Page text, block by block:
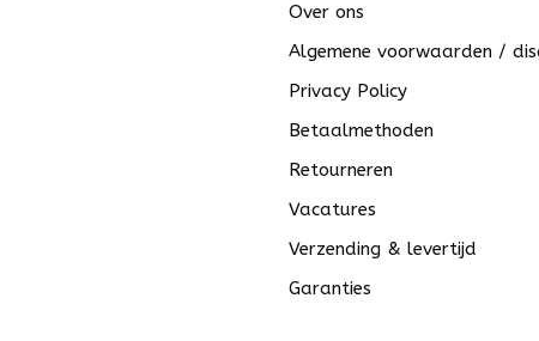
Over ons
Algemene voorwaarden /
Privacy Policy
Betaalmethoden
Retourneren
Vacatures
Verzending & levertijd
Garanties